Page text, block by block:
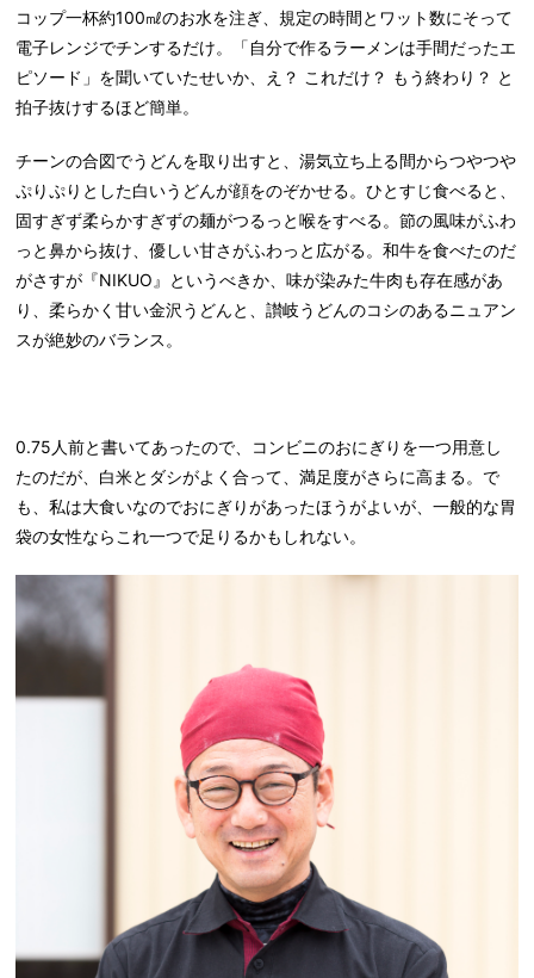
コップ一杯約100㎖のお水を注ぎ、規定の時間とワット数にそって
電子レンジでチンするだけ。「自分で作るラーメンは手間だったエ
ピソード」を聞いていたせいか、え？ これだけ？ もう終わり？ と
拍子抜けするほど簡単。
チーンの合図でうどんを取り出すと、湯気立ち上る間からつやつや
ぷりぷりとした白いうどんが顔をのぞかせる。ひとすじ食べると、
固すぎず柔らかすぎずの麺がつるっと喉をすべる。節の風味がふわ
っと鼻から抜け、優しい甘さがふわっと広がる。和牛を食べたのだ
がさすが『NIKUO』というべきか、味が染みた牛肉も存在感があ
り、柔らかく甘い金沢うどんと、讃岐うどんのコシのあるニュアン
スが絶妙のバランス。
0.75人前と書いてあったので、コンビニのおにぎりを一つ用意し
たのだが、白米とダシがよく合って、満足度がさらに高まる。で
も、私は大食いなのでおにぎりがあったほうがよいが、一般的な胃
袋の女性ならこれ一つで足りるかもしれない。